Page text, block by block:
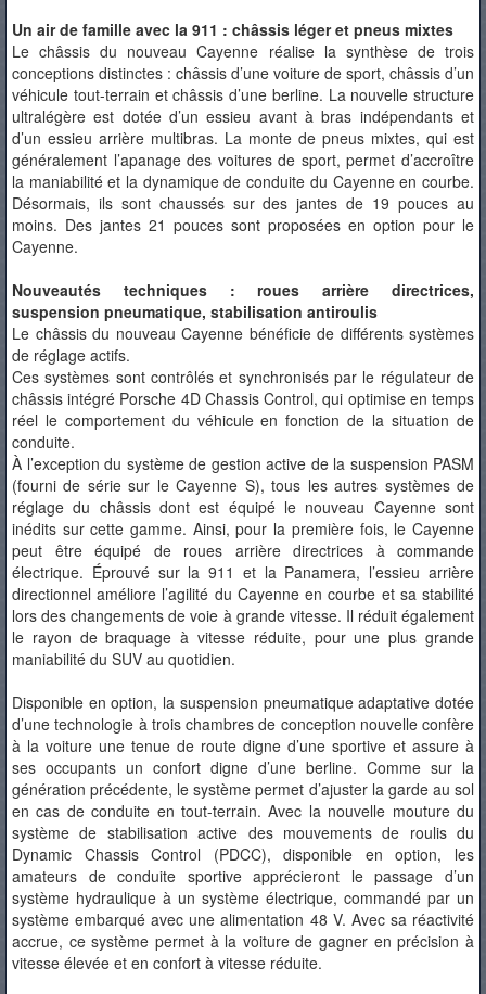
Un air de famille avec la 911 : châssis léger et pneus mixtes
Le châssis du nouveau Cayenne réalise la synthèse de trois
conceptions distinctes : châssis d’une voiture de sport, châssis d’un
véhicule tout-terrain et châssis d’une berline. La nouvelle structure
ultralégère est dotée d’un essieu avant à bras indépendants et
d’un essieu arrière multibras. La monte de pneus mixtes, qui est
généralement l’apanage des voitures de sport, permet d’accroître
la maniabilité et la dynamique de conduite du Cayenne en courbe.
Désormais, ils sont chaussés sur des jantes de 19 pouces au
moins. Des jantes 21 pouces sont proposées en option pour le
Cayenne.
Nouveautés techniques : roues arrière directrices,
suspension pneumatique, stabilisation antiroulis
Le châssis du nouveau Cayenne bénéficie de différents systèmes
de réglage actifs.
Ces systèmes sont contrôlés et synchronisés par le régulateur de
châssis intégré Porsche 4D Chassis Control, qui optimise en temps
réel le comportement du véhicule en fonction de la situation de
conduite.
À l’exception du système de gestion active de la suspension PASM
(fourni de série sur le Cayenne S), tous les autres systèmes de
réglage du châssis dont est équipé le nouveau Cayenne sont
inédits sur cette gamme. Ainsi, pour la première fois, le Cayenne
peut être équipé de roues arrière directrices à commande
électrique. Éprouvé sur la 911 et la Panamera, l’essieu arrière
directionnel améliore l’agilité du Cayenne en courbe et sa stabilité
lors des changements de voie à grande vitesse. Il réduit également
le rayon de braquage à vitesse réduite, pour une plus grande
maniabilité du SUV au quotidien.
Disponible en option, la suspension pneumatique adaptative dotée
d’une technologie à trois chambres de conception nouvelle confère
à la voiture une tenue de route digne d’une sportive et assure à
ses occupants un confort digne d’une berline. Comme sur la
génération précédente, le système permet d’ajuster la garde au sol
en cas de conduite en tout-terrain. Avec la nouvelle mouture du
système de stabilisation active des mouvements de roulis du
Dynamic Chassis Control (PDCC), disponible en option, les
amateurs de conduite sportive apprécieront le passage d’un
système hydraulique à un système électrique, commandé par un
système embarqué avec une alimentation 48 V. Avec sa réactivité
accrue, ce système permet à la voiture de gagner en précision à
vitesse élevée et en confort à vitesse réduite.